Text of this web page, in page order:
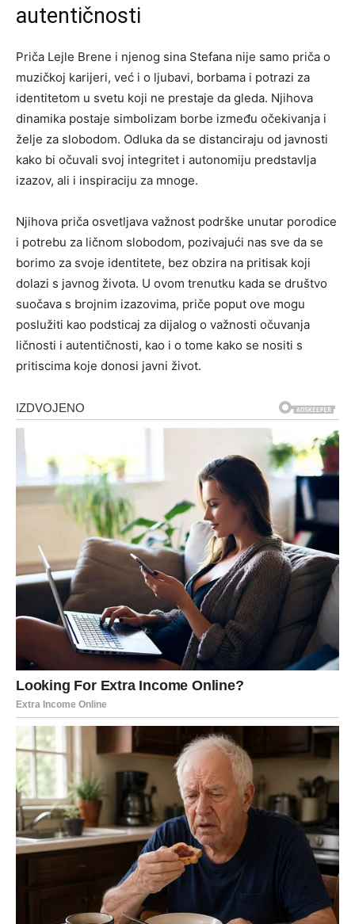
autentičnosti
Priča Lejle Brene i njenog sina Stefana nije samo priča o
muzičkoj karijeri, već i o ljubavi, borbama i potrazi za
identitetom u svetu koji ne prestaje da gleda. Njihova
dinamika postaje simbolizam borbe između očekivanja i
želje za slobodom. Odluka da se distanciraju od javnosti
kako bi očuvali svoj integritet i autonomiju predstavlja
izazov, ali i inspiraciju za mnoge.
Njihova priča osvetljava važnost podrške unutar porodice
i potrebu za ličnom slobodom, pozivajući nas sve da se
borimo za svoje identitete, bez obzira na pritisak koji
dolazi s javnog života. U ovom trenutku kada se društvo
suočava s brojnim izazovima, priče poput ove mogu
poslužiti kao podsticaj za dijalog o važnosti očuvanja
ličnosti i autentičnosti, kao i o tome kako se nositi s
pritiscima koje donosi javni život.